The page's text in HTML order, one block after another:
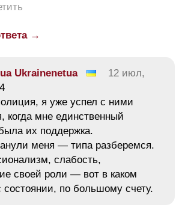
→
Ukrainenetua
12 июл,
я уже успел с ними
когда мне единственный
их поддержка.
меня — типа разберемся.
слабость,
своей роли — вот в каком
состоянии, по большому счету.